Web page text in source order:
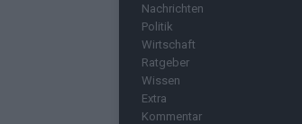
Nachrichten
Politik
Wirtschaft
Ratgeber
Wissen
Extra
Kommentar